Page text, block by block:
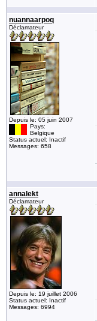
nuannaarpoq
Déclamateur
Depuis le: 05 juin 2007
Pays:
Belgique
Status actuel: Inactif
Messages: 658
annalekt
Déclamateur
Depuis le: 19 juillet 2006
Status actuel: Inactif
Messages: 6994